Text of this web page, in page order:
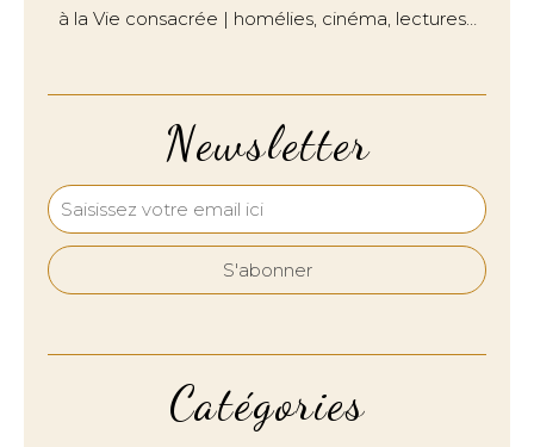
Newsletter
Catégories
à la Vie consacrée | homélies, cinéma, lectures…